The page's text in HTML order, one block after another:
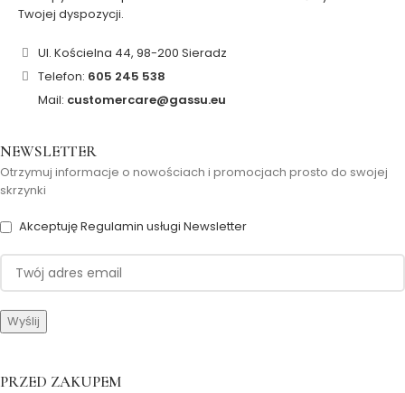
Twojej dyspozycji.
Ul. Kościelna 44, 98-200 Sieradz
Telefon: 605 245 538
Mail: customercare@gassu.eu
NEWSLETTER
Otrzymuj informacje o nowościach i promocjach prosto do swojej
skrzynki
Akceptuję Regulamin usługi Newsletter
PRZED ZAKUPEM